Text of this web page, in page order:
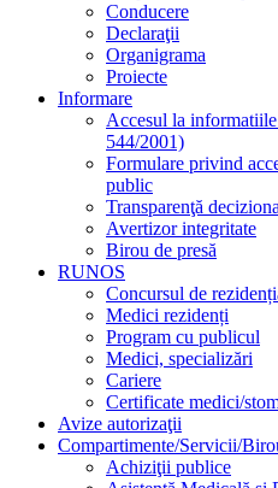
Conducere
Declaraţii
Organigrama
Proiecte
Informare
Accesul la
544/2001)
Formulare privind
public
Transparenţă
Avertizor integritate
Birou de presă
RUNOS
Concursul de
Medici rezidenți
Program cu publicul
Medici, specializări
Cariere
Certificate medici/
Avize autorizaţii
Compartimente/Servicii/
Achiziţii publice